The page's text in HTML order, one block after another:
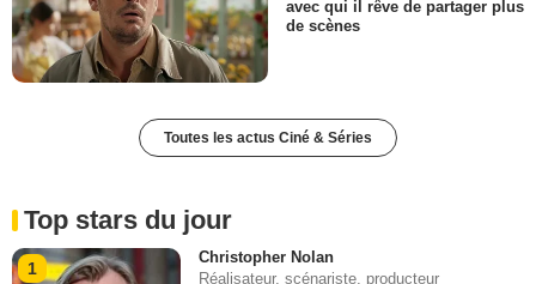
avec qui il rêve de partager plus
de scènes
Toutes les actus Ciné & Séries
Top stars du jour
1
Christopher Nolan
Réalisateur, scénariste, producteur